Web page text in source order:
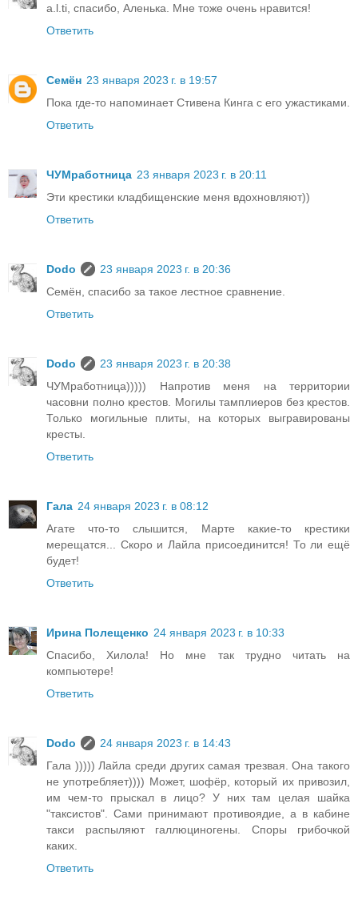
a.l.ti, спасибо, Аленька. Мне тоже очень нравится!
Ответить
Семён 23 января 2023 г. в 19:57
Пока где-то напоминает Стивена Кинга с его ужастиками.
Ответить
ЧУМработница 23 января 2023 г. в 20:11
Эти крестики кладбищенские меня вдохновляют))
Ответить
Dodo
23 января 2023 г. в 20:36
Семён, спасибо за такое лестное сравнение.
Ответить
Dodo
23 января 2023 г. в 20:38
ЧУМработница))))) Напротив меня на территории
часовни полно крестов. Могилы тамплиеров без крестов.
Только могильные плиты, на которых выгравированы
кресты.
Ответить
Гала 24 января 2023 г. в 08:12
Агате что-то слышится, Марте какие-то крестики
мерещатся... Скоро и Лайла присоединится! То ли ещё
будет!
Ответить
Ирина Полещенко 24 января 2023 г. в 10:33
Спасибо, Хилола! Но мне так трудно читать на
компьютере!
Ответить
Dodo
24 января 2023 г. в 14:43
Гала ))))) Лайла среди других самая трезвая. Она такого
не употребляет)))) Может, шофёр, который их привозил,
им чем-то прыскал в лицо? У них там целая шайка
"таксистов". Сами принимают противоядие, а в кабине
такси распыляют галлюциногены. Споры грибочкой
каких.
Ответить